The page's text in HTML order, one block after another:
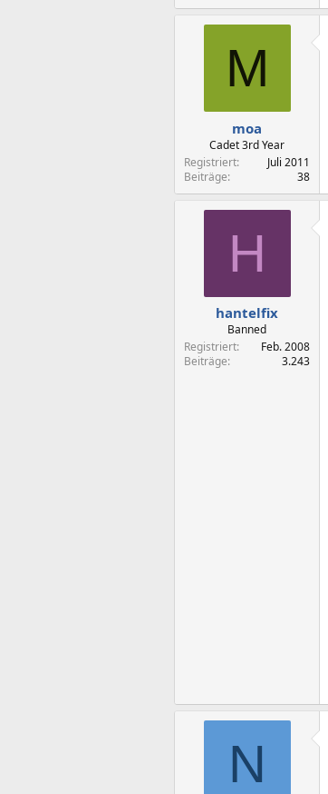
M
moa
Cadet 3rd Year
Registriert
Juli 2011
Beiträge
38
H
hantelfix
Banned
Registriert
Feb. 2008
Beiträge
3.243
N